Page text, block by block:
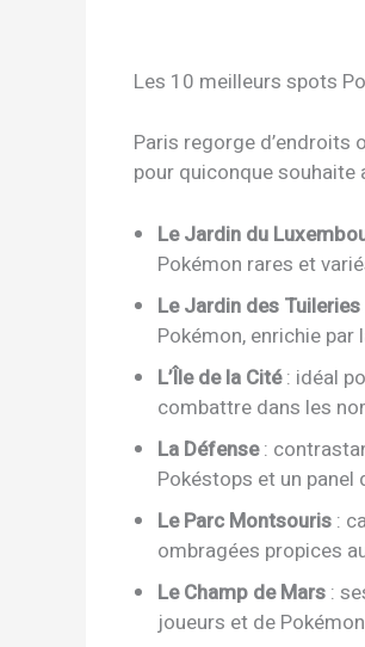
Les 10 meilleurs spots
Paris regorge d’endroits
pour quiconque souhaite
Le Jardin du
Pokémon rares et
Le Jardin des Tuileries
Pokémon, enrichie
L’Île de la Cité: idéal
combattre dans les
La Défense:
Pokéstops et un
Le Parc Montsouris :
ombragées propices
Le Champ de Mars :
joueurs et de